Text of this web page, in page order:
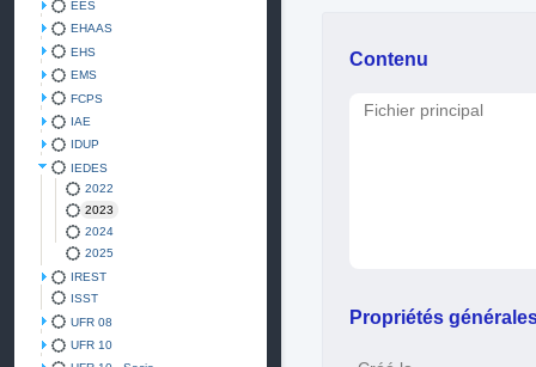
EES
EHAAS
EHS
EMS
FCPS
IAE
IDUP
IEDES
2022
2023
2024
2025
IREST
ISST
UFR 08
UFR 10
Contenu
Fichier principal
Propriétés